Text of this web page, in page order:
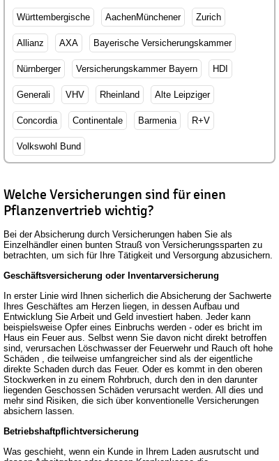
Württembergische AachenMünchener Zurich
Allianz AXA Bayerische Versicherungskammer
Nürnberger Versicherungskammer Bayern HDI
Generali VHV Rheinland Alte Leipziger
Concordia Continentale Barmenia R+V
Volkswohl Bund
Welche Versicherungen sind für einen
Pflanzenvertrieb wichtig?
Bei der Absicherung durch Versicherungen haben Sie als
Einzelhändler einen bunten Strauß von Versicherungssparten zu
betrachten, um sich für Ihre Tätigkeit und Versorgung abzusichern.
Geschäftsversicherung oder Inventarversicherung
In erster Linie wird Ihnen sicherlich die Absicherung der Sachwerte
Ihres Geschäftes am Herzen liegen, in dessen Aufbau und
Entwicklung Sie Arbeit und Geld investiert haben. Jeder kann
beispielsweise Opfer eines Einbruchs werden - oder es bricht im
Haus ein Feuer aus. Selbst wenn Sie davon nicht direkt betroffen
sind, verursachen Löschwasser der Feuerwehr und Rauch oft hohe
Schäden , die teilweise umfangreicher sind als der eigentliche
direkte Schaden durch das Feuer. Oder es kommt in den oberen
Stockwerken in zu einem Rohrbruch, durch den in den darunter
liegenden Geschossen Schäden verursacht werden. All dies und
mehr sind Risiken, die sich über konventionelle Versicherungen
absichern lassen.
Betriebshaftpflichtversicherung
Was geschieht, wenn ein Kunde in Ihrem Laden ausrutscht und